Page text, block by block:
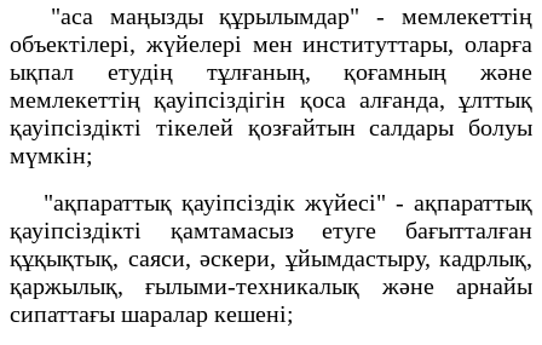
"аса маңызды құрылымдар" - мемлекеттің
объектілері, жүйелері мен институттары, оларға
ықпал етудің тұлғаның, қоғамның және
мемлекеттің қауіпсіздігін қоса алғанда, ұлттық
қауіпсіздікті тікелей қозғайтын салдары болуы
мүмкін;
"ақпараттық қауіпсіздік жүйесі" - ақпараттық
қауіпсіздікті қамтамасыз етуге бағытталған
құқықтық, саяси, әскери, ұйымдастыру, кадрлық,
қаржылық, ғылыми-техникалық және арнайы
сипаттағы шаралар кешені;